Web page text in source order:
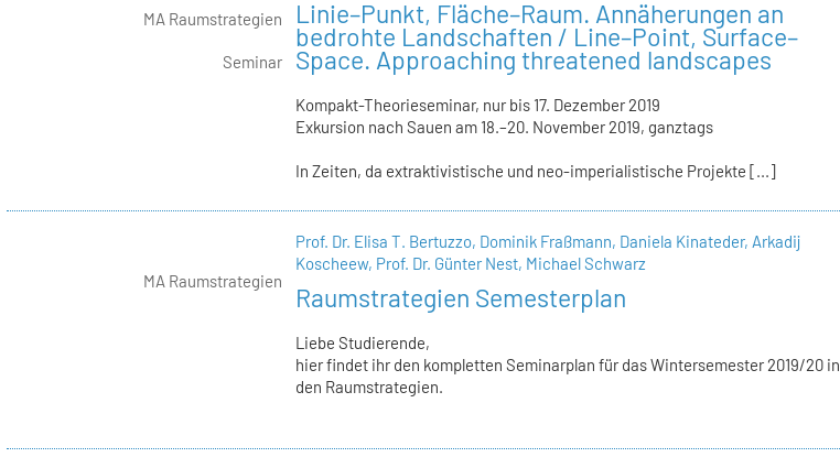
MA Raumstrategien
Seminar
Linie–Punkt, Fläche–Raum. Annäherungen an
bedrohte Landschaften / Line–Point, Surface–
Space. Approaching threatened landscapes
Kompakt-Theorieseminar, nur bis 17. Dezember 2019
Exkursion nach Sauen am 18.–20. November 2019, ganztags
In Zeiten, da extraktivistische und neo-imperialistische Projekte [...]
MA Raumstrategien
Prof. Dr. Elisa T. Bertuzzo, Dominik Fraßmann, Daniela Kinateder, Arkadij
Koscheew, Prof. Dr. Günter Nest, Michael Schwarz
Raumstrategien Semesterplan
Liebe Studierende,
hier findet ihr den kompletten Seminarplan für das Wintersemester 2019/20 in
den Raumstrategien.